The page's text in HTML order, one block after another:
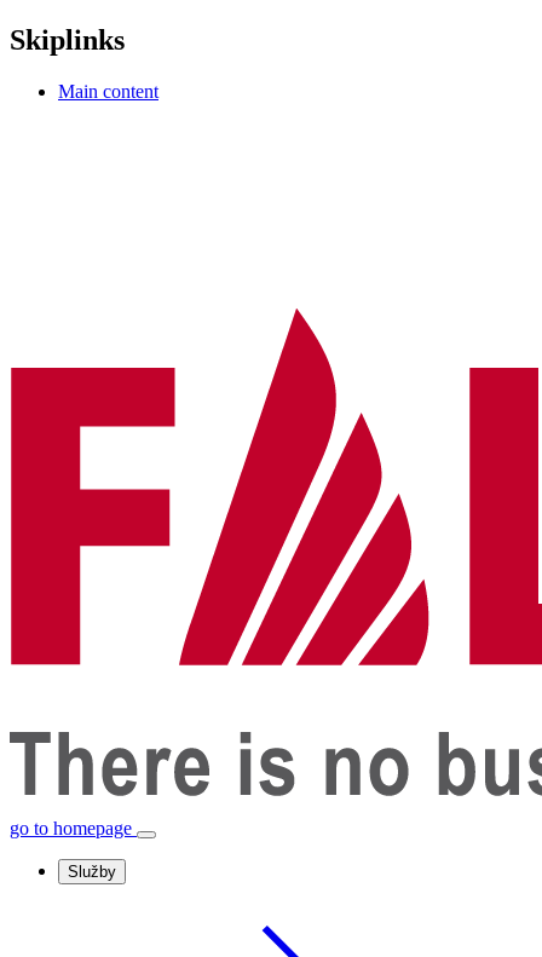
Skiplinks
Main content
go to homepage
Služby